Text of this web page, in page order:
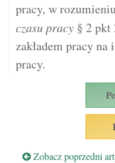
pracy, w
czasu pracy § 2 pkt
zakładem pracy
pracy.
Zobacz poprzedni